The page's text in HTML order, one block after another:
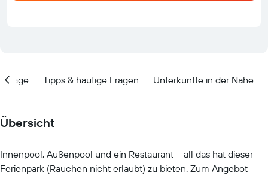
Lage Tipps & häufige Fragen Unterkünfte in der Nähe
Übersicht
Innenpool, Außenpool und ein Restaurant – all das hat dieser
Ferienpark (Rauchen nicht erlaubt) zu bieten. Zum Angebot